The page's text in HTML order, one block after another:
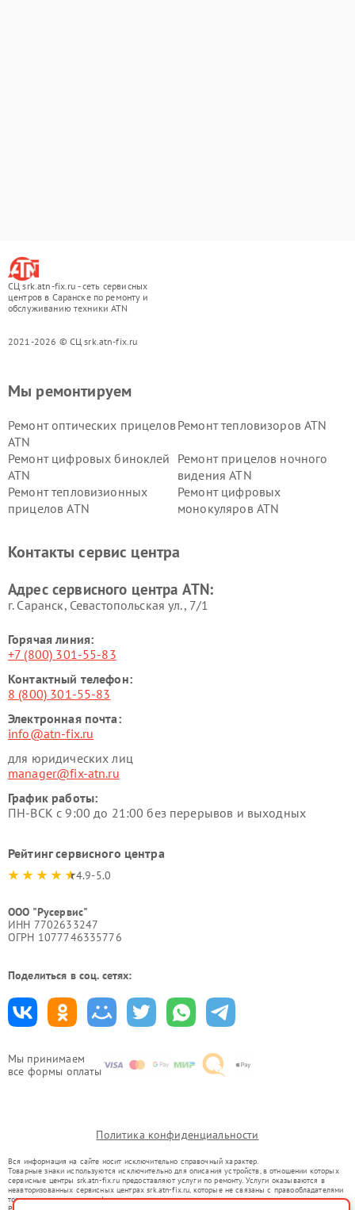
СЦ srk.atn-fix.ru - сеть сервисных
центров в Саранске по ремонту и
обслуживанию техники ATN
2021-2026 © СЦ srk.atn-fix.ru
Мы принимаем
все формы оплаты
Мы ремонтируем
Ремонт оптических прицелов
ATN
Ремонт тепловизоров ATN
Ремонт цифровых биноклей
ATN
Ремонт прицелов ночного
видения ATN
Ремонт тепловизионных
прицелов ATN
Ремонт цифровых
монокуляров ATN
Контакты сервис центра
Адрес сервисного центра ATN:
г. Саранск, Севастопольская ул., 7/1
Горячая линия:
+7 (800) 301-55-83
Контактный телефон:
8 (800) 301-55-83
Электронная почта:
info@atn-fix.ru
для юридических лиц
manager@fix-atn.ru
График работы:
ПН-ВСК с 9:00 до 21:00 без перерывов и выходных
Рейтинг сервисного центра
4.9-5.0
ООО "Русервис"
ИНН 7702633247
ОГРН 1077746335776
Поделиться в соц. сетях:
Политика конфиденциальности
Вся информация на сайте носит исключительно справочный характер.
Товарные знаки используются исключительно для описания устройств, в отношении которых
сервисные центры srk.atn-fix.ru предоставляют услуги по ремонту. Услуги оказываются в
неавторизованных сервисных центрах srk.atn-fix.ru, которые не связаны с правообладателями
товарных знаков или их официальными представителями.